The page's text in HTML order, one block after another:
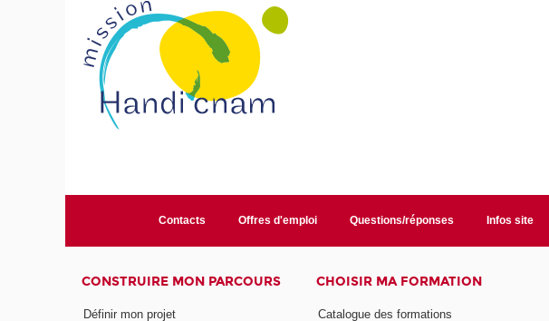
Contacts Offres d'emploi Questions/réponses Infos site
CONSTRUIRE MON PARCOURS
Définir mon projet
CHOISIR MA FORMATION
Catalogue des formations